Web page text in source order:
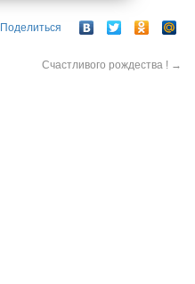
Поделиться
Счастливого рождества ! →